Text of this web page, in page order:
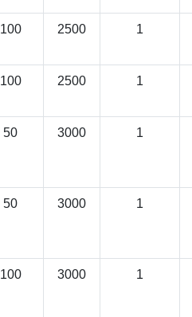
100 2500 1
100 2500 1
50 3000 1
50 3000 1
100 3000 1